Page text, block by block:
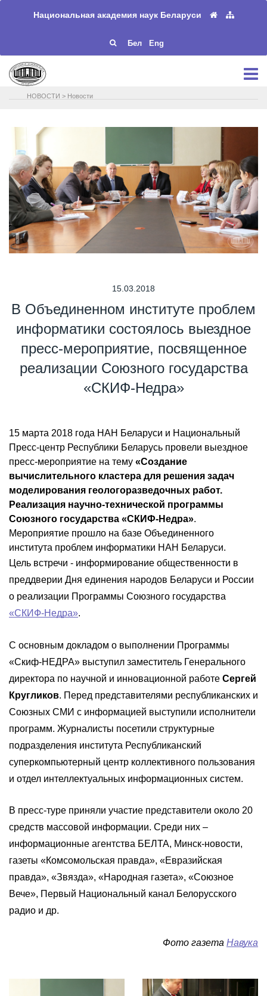
Национальная академия наук Беларуси
Бел Eng
НОВОСТИ > Новости
15.03.2018
В Объединенном институте проблем
информатики состоялось выездное
пресс-мероприятие, посвященное
реализации Союзного государства
«СКИФ-Недра»
15 марта 2018 года НАН Беларуси и Национальный
Пресс-центр Республики Беларусь провели выездное
пресс-мероприятие на тему «Создание
вычислительного кластера для решения задач
моделирования геологоразведочных работ.
Реализация научно-технической программы
Союзного государства «СКИФ-Недра».
Мероприятие прошло на базе Объединенного
института проблем информатики НАН Беларуси.
Цель встречи - информирование общественности в
преддверии Дня единения народов Беларуси и России
о реализации Программы Союзного государства
«СКИФ-Недра».
С основным докладом о выполнении Программы
«Скиф-НЕДРА» выступил заместитель Генерального
директора по научной и инновационной работе Сергей
Кругликов. Перед представителями республиканских и
Союзных СМИ с информацией выступили исполнители
программ. Журналисты посетили структурные
подразделения института Республиканский
суперкомпьютерный центр коллективного пользования
и отдел интеллектуальных информационных систем.
В пресс-туре приняли участие представители около 20
средств массовой информации. Среди них –
информационные агентства БЕЛТА, Минск-новости,
газеты «Комсомольская правда», «Евразийская
правда», «Звязда», «Народная газета», «Союзное
Вече», Первый Национальный канал Белорусского
радио и др.
Фото газета Навука